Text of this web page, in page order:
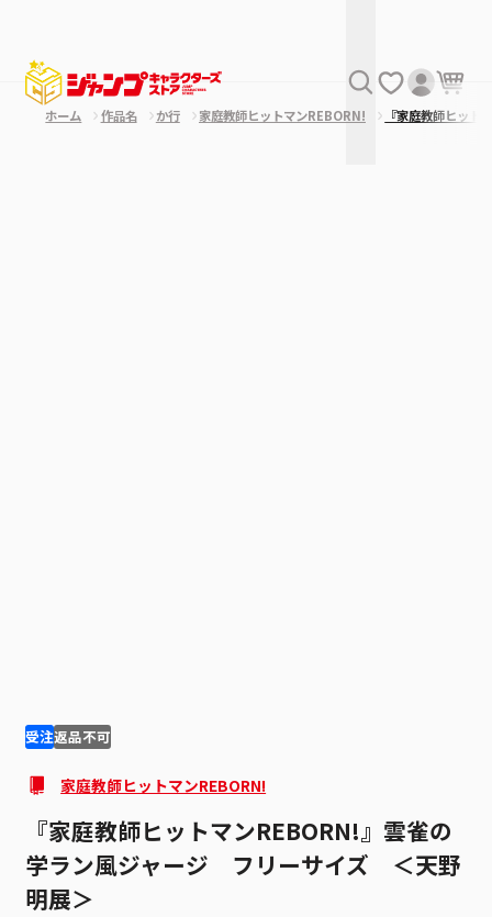
ホーム 作品名 か行 家庭教師ヒットマンREBORN! 『家庭教師ヒッ
受注返品不可
家庭教師ヒットマンREBORN!
『家庭教師ヒットマンREBORN!』雲雀の
学ラン風ジャージ フリーサイズ ＜天野
明展＞